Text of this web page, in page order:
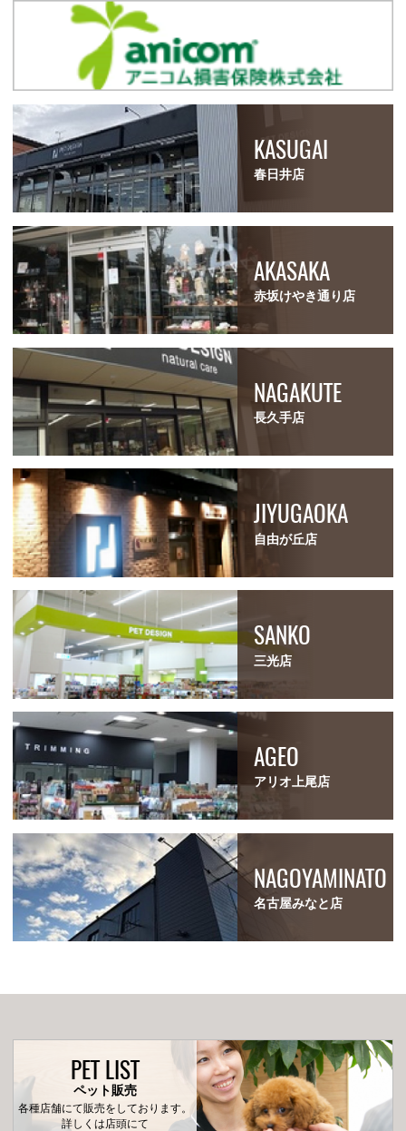
KASUGAI
春日井店
AKASAKA
赤坂けやき通り店
NAGAKUTE
長久手店
JIYUGAOKA
自由が丘店
SANKO
三光店
AGEO
アリオ上尾店
NAGOYAMINATO
名古屋みなと店
PET LIST
ペット販売
各種店舗にて販売をしております。
詳しくは店頭にて